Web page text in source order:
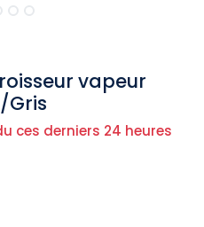
vapeur
Gris
ces derniers 24 heures